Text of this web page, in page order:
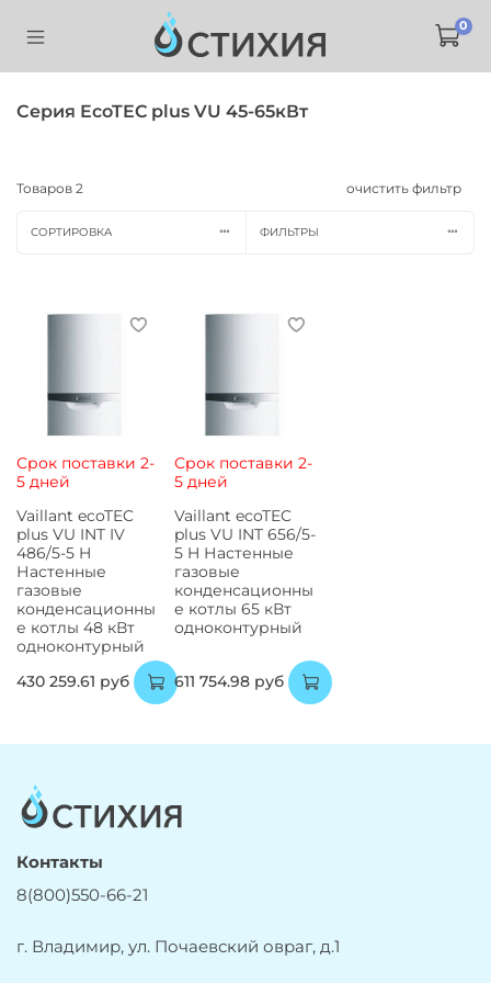
0
Серия EcoTEC plus VU 45-65кВт
Товаров 2 очистить фильтр
СОРТИРОВКА ФИЛЬТРЫ
Срок поставки 2-
5 дней
Vaillant ecoTEC
plus VU INT IV
486/5-5 H
Настенные
газовые
конденсационны
е котлы 48 кВт
одноконтурный
430 259.61 руб
Срок поставки 2-
5 дней
Vaillant ecoTEC
plus VU INT 656/5-
5 H Настенные
газовые
конденсационны
е котлы 65 кВт
одноконтурный
611 754.98 руб
Контакты
8(800)550-66-21
г. Владимир, ул. Почаевский овраг, д.1